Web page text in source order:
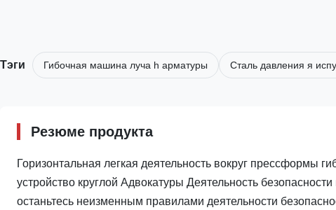
Тэги Гибочная машина луча h арматуры Сталь давления я
Резюме продукта
Горизонтальная легкая деятельность вокруг прессформы
устройство круглой Адвокатуры Деятельность
останьтесь неизменным правилами деятельности